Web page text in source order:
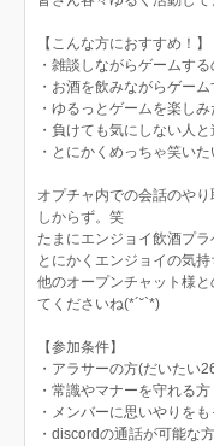
【こんな方におすすめ！】
・雑談しながらゲームする
・お酒を飲みながらゲーム
・ゆるっとゲームを楽しみ
・負けても気にしない人と
・とにかくめっちゃ笑いた
オプチャ内での会話のや
しからず。笑
たまにエンジョイ飲酒プ
とにかくエンジョイの気
他のオープンチャット様
てくださいね(*´˘`*)
【参加条件】
・アラサーの方(だいたい
・常識やマナーを守れる方
・メンバーに思いやりを
・discordの通話が可能な